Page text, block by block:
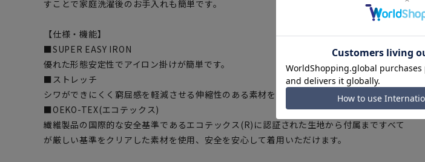
すことで家庭洗濯後のお手入れも簡単です。
【仕様・機能】
■SUPER EASY IRON
優れた形態安定性でアイロン掛けが簡単です。
■ストレッチ
シワができにくく窮屈感を軽減させる伸縮性のある素材を使用
■OEKO-TEX(エコテックス)
繊維製品の国際的な安全基準であるエコテックス(R)に認証された生地から付属まですべて
が厳しい基準をクリアした素材を使用、安全を安心して着用いただけます。